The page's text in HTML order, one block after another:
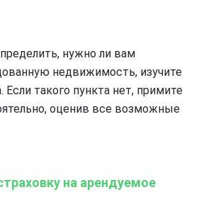
нужно ли вам
недвижимость, изучите
Если такого пункта нет, примите
оценив все возможные
на арендуемое